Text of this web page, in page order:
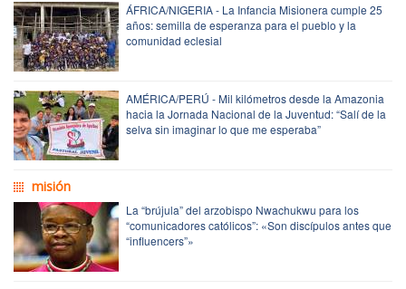
ÁFRICA/NIGERIA - La Infancia Misionera cumple 25
años: semilla de esperanza para el pueblo y la
comunidad eclesial
AMÉRICA/PERÚ - Mil kilómetros desde la Amazonia
hacia la Jornada Nacional de la Juventud: “Salí de la
selva sin imaginar lo que me esperaba”
misión
La “brújula” del arzobispo Nwachukwu para los
“comunicadores católicos”: «Son discípulos antes que
“influencers”»